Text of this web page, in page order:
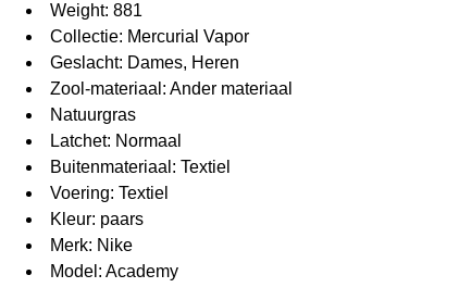
Weight: 881
Collectie: Mercurial Vapor
Geslacht: Dames, Heren
Zool-materiaal: Ander materiaal
Natuurgras
Latchet: Normaal
Buitenmateriaal: Textiel
Voering: Textiel
Kleur: paars
Merk: Nike
Model: Academy